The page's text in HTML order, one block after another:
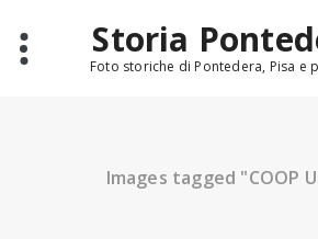
content
Storia
Foto storiche di Pontedera, Pisa e
Images tagged "COOP